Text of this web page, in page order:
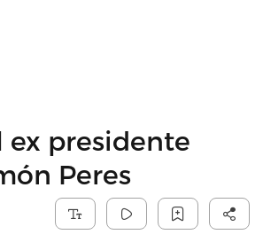
ex presidente
Peres